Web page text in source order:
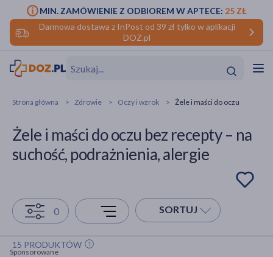
Darmowa dostawa z InPost od 39 zł tylko w aplikacji
DOZ.pl
MIN. ZAMÓWIENIE Z ODBIOREM W APTECE: 25 ZŁ
Hit
Hit
makijażu
Strona główna Zdrowie Oczy i wzrok Żele i maści do oczu
Żele i maści do oczu bez recepty – na
suchość, podrażnienia, alergie
0 SORTUJ
15 PRODUKTÓW
Sponsorowane